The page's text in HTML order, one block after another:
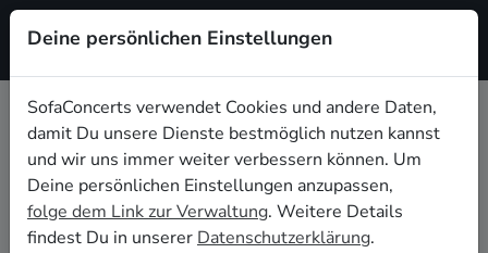
Registrieren
Singer songwriter Hochzeitsbands
buchen in Bottrop
Du bist auf der Suche nach einer Singer songwriter
Hochzeitsband in Bottrop für Deinen großen Tag?
Deine persönlichen Einstellungen
SofaConcerts verwendet Cookies und andere Daten,
damit Du unsere Dienste bestmöglich nutzen kannst
und wir uns immer weiter verbessern können. Um
Deine persönlichen Einstellungen anzupassen,
folge dem Link zur Verwaltung. Weitere Details
findest Du in unserer Datenschutzerklärung.